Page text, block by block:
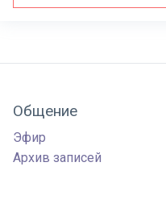
Общение
Эфир
Архив записей